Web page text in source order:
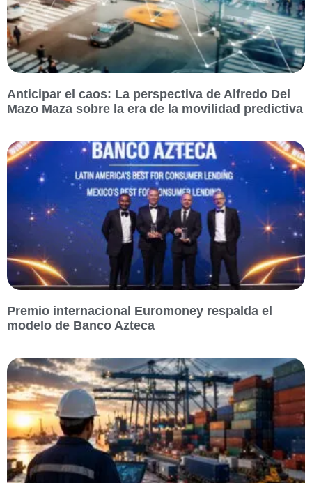
Anticipar el caos: La perspectiva de Alfredo Del
Mazo Maza sobre la era de la movilidad predictiva
Premio internacional Euromoney respalda el
modelo de Banco Azteca